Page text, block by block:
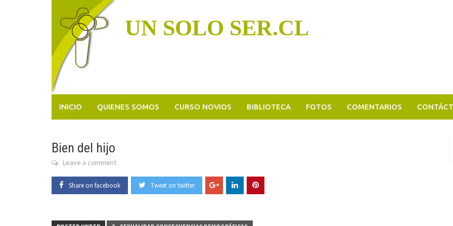
UN SOLO SER.CL
INICIO QUIENES SOMOS CURSO NOVIOS BIBLIOTECA FOTOS COMENTARIOS
Bien del hijo
Leave a comment
Share on facebook Tweet on twitter